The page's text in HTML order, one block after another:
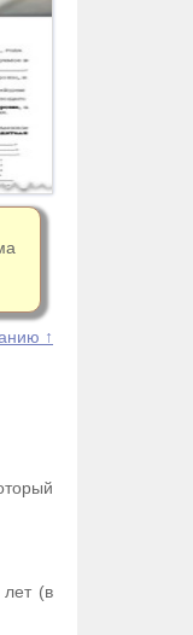
↑
(в